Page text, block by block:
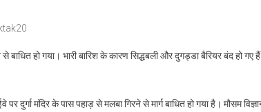
से बाधित हो गया। भारी बारिश के कारण सिद्धबली और दुगड्डा बैरियर बंद हो
दुर्गा मंदिर के पास पहाड़ से मलबा गिरने से मार्ग बाधित हो गया है। मौसम